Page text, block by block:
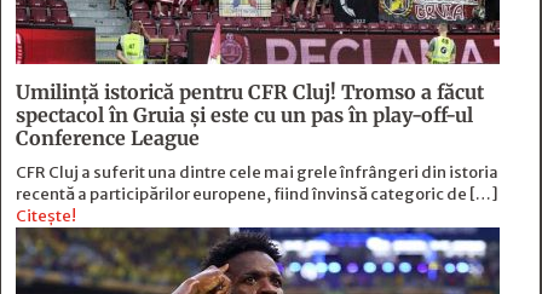
Umilință istorică pentru CFR Cluj! Tromso a făcut
spectacol în Gruia și este cu un pas în play-off-ul
Conference League
CFR Cluj a suferit una dintre cele mai grele înfrângeri din istoria
recentă a participărilor europene, fiind învinsă categoric de […]
Citește!